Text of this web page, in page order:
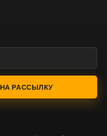
РАССЫЛКУ